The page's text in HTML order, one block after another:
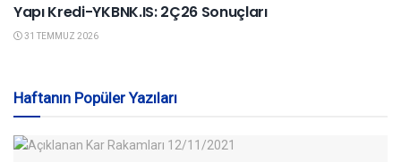
Yapı Kredi-YKBNK.IS: 2Ç26 Sonuçları
31 TEMMUZ 2026
Haftanın Popüler Yazıları